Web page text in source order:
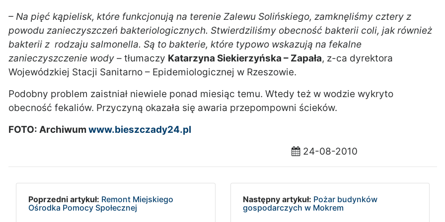
– Na pięć kąpielisk, które funkcjonują na terenie Zalewu Solińskiego, zamknęliśmy cztery z
powodu zanieczyszczeń bakteriologicznych. Stwierdziliśmy obecność bakterii coli, jak również
bakterii z rodzaju salmonella. Są to bakterie, które typowo wskazują na fekalne
zanieczyszczenie wody – tłumaczy Katarzyna Siekierzyńska – Zapała, z-ca dyrektora
Wojewódzkiej Stacji Sanitarno – Epidemiologicznej w Rzeszowie.
Podobny problem zaistniał niewiele ponad miesiąc temu. Wtedy też w wodzie wykryto
obecność fekaliów. Przyczyną okazała się awaria przepompowni ścieków.
FOTO: Archiwumwww.bieszczady24.pl
24-08-2010
Poprzedni artykuł: Remont Miejskiego
Ośrodka Pomocy Społecznej
Następny artykuł: Pożar budynków
gospodarczych w Mokrem